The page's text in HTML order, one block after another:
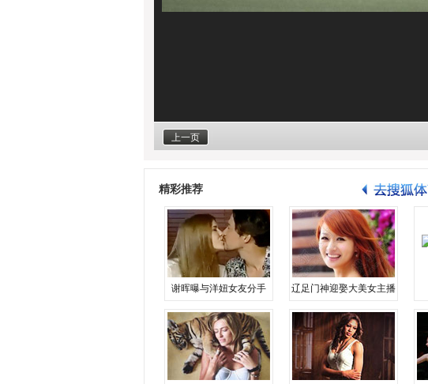
上一页
精彩推荐
谢晖曝与洋妞女友分手 辽足门神迎娶大美女主播